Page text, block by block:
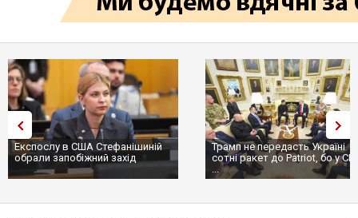
Експослу в США Стефанішиній
обрали запобіжний захід
Трамп не передасть Україні
сотні ракет до Patriot, бо у
...